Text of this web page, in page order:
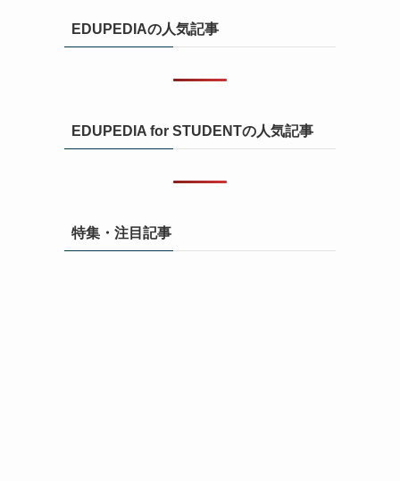
EDUPEDIAの人気記事
EDUPEDIA for STUDENTの人気記事
特集・注目記事